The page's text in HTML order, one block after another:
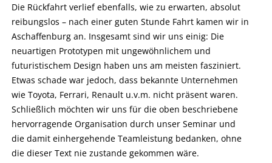
Die Rückfahrt verlief ebenfalls, wie zu erwarten, absolut
reibungslos – nach einer guten Stunde Fahrt kamen wir in
Aschaffenburg an. Insgesamt sind wir uns einig: Die
neuartigen Prototypen mit ungewöhnlichem und
futuristischem Design haben uns am meisten fasziniert.
Etwas schade war jedoch, dass bekannte Unternehmen
wie Toyota, Ferrari, Renault u.v.m. nicht präsent waren.
Schließlich möchten wir uns für die oben beschriebene
hervorragende Organisation durch unser Seminar und
die damit einhergehende Teamleistung bedanken, ohne
die dieser Text nie zustande gekommen wäre.